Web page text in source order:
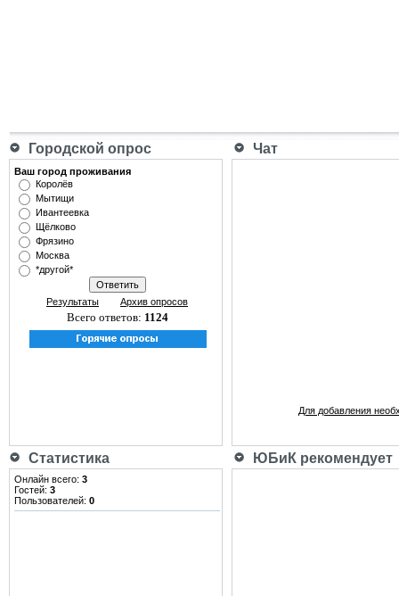
Городской опрос Чат
Ваш город проживания
Королёв
Мытищи
Ивантеевка
Щёлково
Фрязино
Москва
*другой*
Результаты Архив опросов
Всего ответов: 1124
Для добавления
Статистика ЮБиК рекомендует
Онлайн всего: 3
Гостей: 3
Пользователей: 0